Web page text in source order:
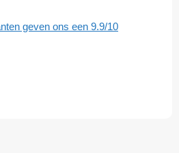
geven ons een 9.9/10